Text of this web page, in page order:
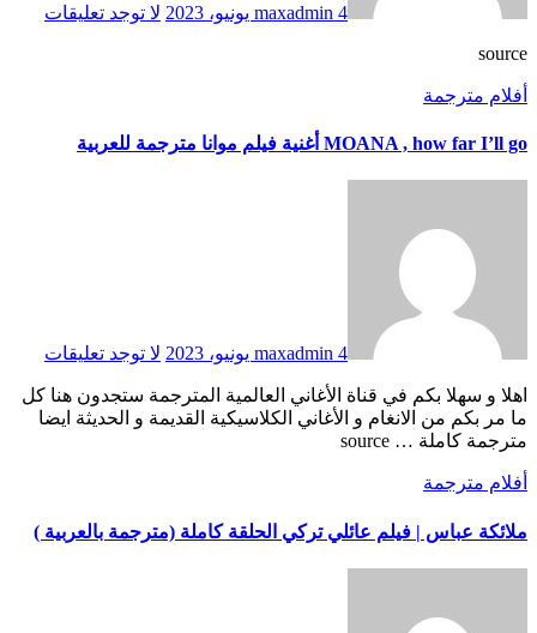
maxadmin 4 يونيو، 2023
لا توجد تعليقات
source
أفلام مترجمة
MOANA , how far I’ll go أغنية فيلم موانا مترجمة للعربية
maxadmin 4 يونيو، 2023 لا توجد تعليقات
ما مر بكم من الانغام و الأغاني الكلاسيكية القديمة و الحديثة ايضا
مترجمة كاملة … source
أفلام مترجمة
ملائكة عباس | فيلم عائلي تركي الحلقة كاملة (مترجمة بالعربية )